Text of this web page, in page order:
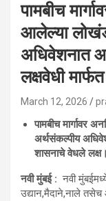
पामबीच
आलेल्या
अधिवेशनात
लक्षवेधी
March 12, 2026
पामबीच मार्गावर
अर्थसंकल्पीय
शासनाचे वेधले लक्ष।
नवी मुंबई : नवी
उद्यान,मैदाने,नाले